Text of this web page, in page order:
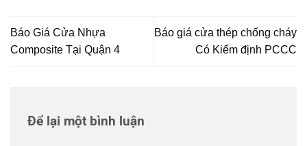
Báo Giá Cửa Nhựa
Composite Tại Quận 4
Báo giá cửa thép chống cháy
Có Kiểm định PCCC
Để lại một bình luận